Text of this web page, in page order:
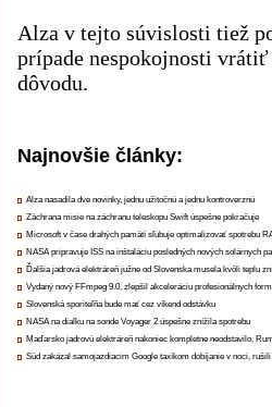
Alza v tejto súvislosti tiež
prípade nespokojnosti
dôvodu.
Najnovšie články:
Alza nasadila dve novinky, jednu užitočnú a jednu kontroverznú
Záchrana misie na záchranu teleskopu Swift úspešne pokračuje
Microsoft v čase drahých pamätí sľubuje optimalizovať spotrebu
NASA pripravuje ISS na inštaláciu posledných nových solárnych
Ďalšia jadrová elektráreň južne od Slovenska musela kvôli teplu
Vydaný nový FFmpeg 9.0, zlepšil akceleráciu profesionálnych
Slovenská sporiteľňa bude mať cez víkend odstávku
NASA na diaľku na sonde Voyager 2 úspešne znížila spotrebu
Maďarsko jadrovú elektráreň nakoniec kompletne neodstavilo,
Súd zakázal samojazdiacim Google taxíkom dobíjanie v noci,